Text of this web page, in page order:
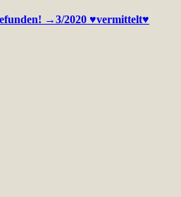
→3/2020 ♥vermittelt♥